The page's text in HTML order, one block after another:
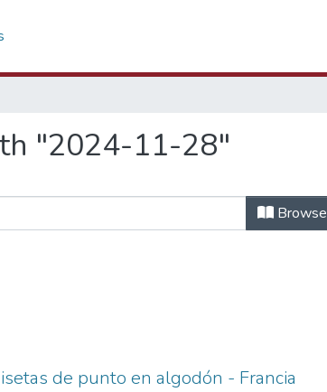
"2024-11-28"
Browse
de punto en algodón - Francia